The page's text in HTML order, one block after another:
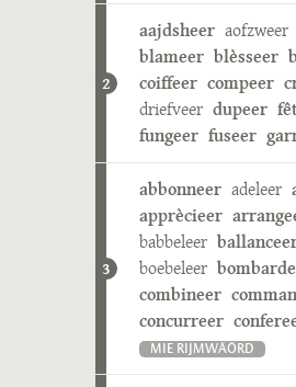
2
aajdsheer aofzweer
blameer blèsseer
coiffeer compeer
driefveer dupeer
fungeer fuseer
3
abbonneer adeleer
apprècieer
babbeleer
boebeleer
combineer
concurreer
MIE RIJMWÄÖRD